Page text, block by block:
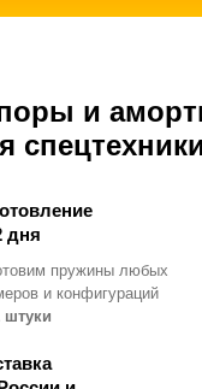
и
дня
пружины любых
и конфигураций
штуки